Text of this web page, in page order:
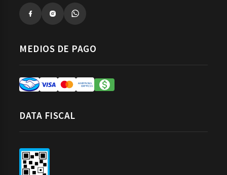
MEDIOS DE PAGO
DATA FISCAL